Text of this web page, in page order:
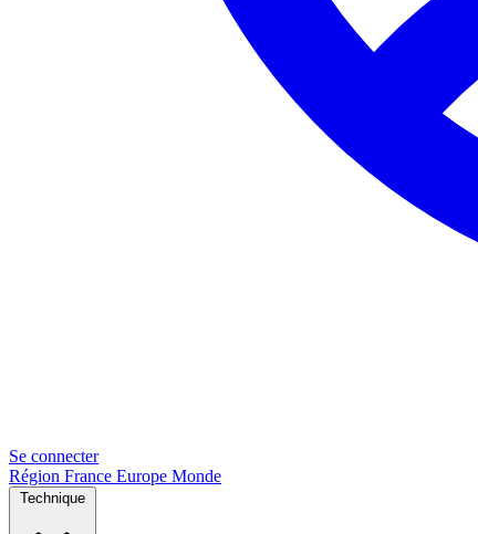
Se connecter
Région France Europe Monde
Technique